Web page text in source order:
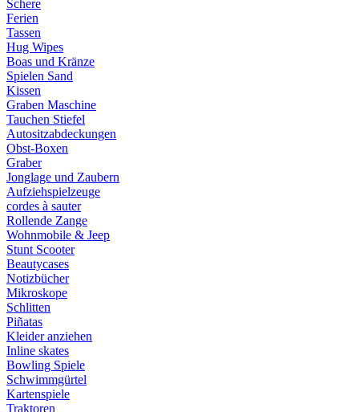
Schere
Ferien
Tassen
Hug Wipes
Boas und Kränze
Spielen Sand
Kissen
Graben Maschine
Tauchen Stiefel
Autositzabdeckungen
Obst-Boxen
Graber
Jonglage und Zaubern
Aufziehspielzeuge
cordes à sauter
Rollende Zange
Wohnmobile & Jeep
Stunt Scooter
Beautycases
Notizbücher
Mikroskope
Schlitten
Piñatas
Kleider anziehen
Inline skates
Bowling Spiele
Schwimmgürtel
Kartenspiele
Traktoren